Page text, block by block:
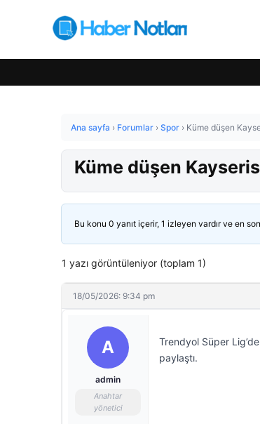
Ana sayfa › Forumlar › Spor › Küme düşen
Küme düşen
Bu konu 0 yanıt içerir, 1 izleyen vardır ve en son
1 yazı görüntüleniyor (toplam 1)
18/05/2026: 9:34 pm
A
admin
Anahtar
yönetici
Trendyol Süper
paylaştı.